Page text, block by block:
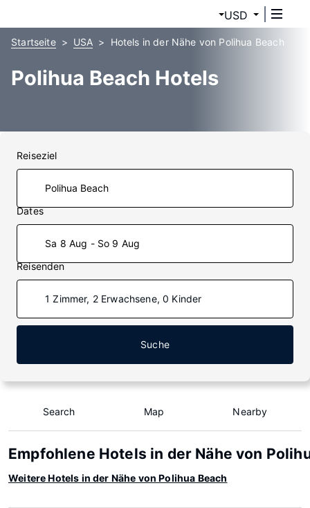
USD
Startseite USA Hotels in der Nähe von Polihua Beach
Polihua Beach Hotels
Reiseziel
Dates
Sa 8 Aug - So 9 Aug
Reisenden
1 Zimmer, 2 Erwachsene, 0 Kinder
Suche
Search Map Nearby
Empfohlene Hotels in der Nähe von
Weitere Hotels in der Nähe von Polihua Beach